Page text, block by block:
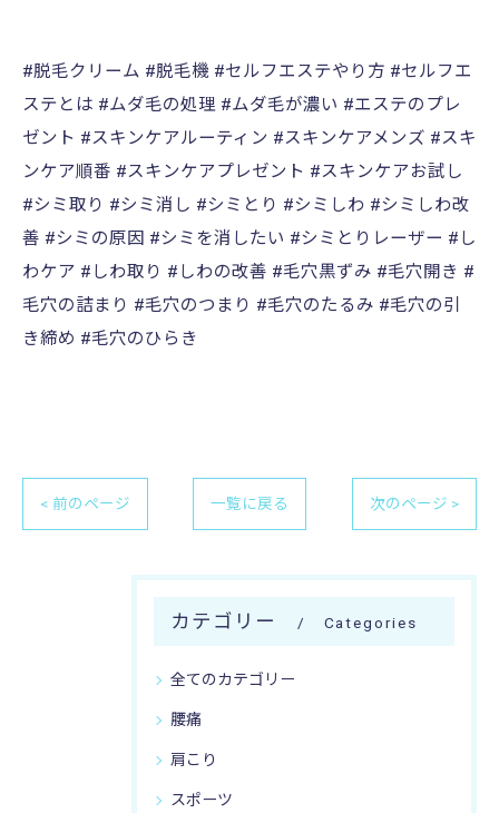
#脱毛クリーム #脱毛機 #セルフエステやり方 #セルフエ
ステとは #ムダ毛の処理 #ムダ毛が濃い #エステのプレ
ゼント #スキンケアルーティン #スキンケアメンズ #スキ
ンケア順番 #スキンケアプレゼント #スキンケアお試し
#シミ取り #シミ消し #シミとり #シミしわ #シミしわ改
善 #シミの原因 #シミを消したい #シミとりレーザー #し
わケア #しわ取り #しわの改善 #毛穴黒ずみ #毛穴開き #
毛穴の詰まり #毛穴のつまり #毛穴のたるみ #毛穴の引
き締め #毛穴のひらき
< 前のページ 一覧に戻る 次のページ >
カテゴリー Categories
全てのカテゴリー
腰痛
肩こり
スポーツ